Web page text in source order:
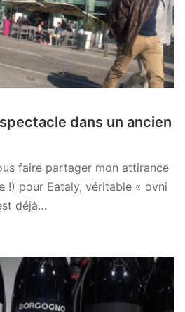
dans un ancien
faire partager mon attirance
!) pour Eataly, véritable « ovni
déjà…